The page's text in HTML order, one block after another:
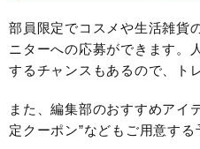
部員限定でコスメや生活雑貨
ニターへの応募ができます。
するチャンスもあるので、ト
また、編集部のおすすめアイ
定クーポン”などもご用意する